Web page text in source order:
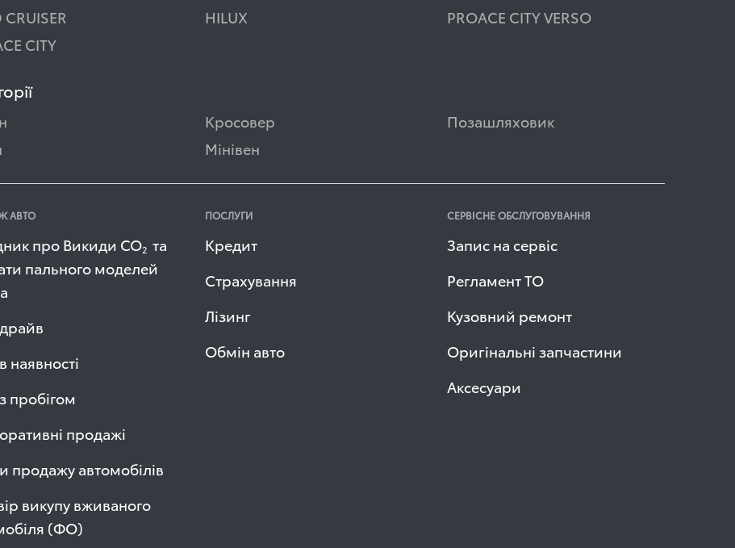
HILUX
PROACE CITY VERSO
CITY
Кросовер
Позашляховик
Мінівен
АВТО
про Викиди СО2 та
пального моделей
наявності
пробігом
продажі
продажу автомобілів
викупу вживаного
(ФО)
ПОСЛУГИ
Кредит
Страхування
Лізинг
Обмін авто
СЕРВІСНЕ ОБСЛУГОВУВАННЯ
Запис на сервіс
Регламент ТО
Кузовний ремонт
Оригінальні запчастини
Аксесуари